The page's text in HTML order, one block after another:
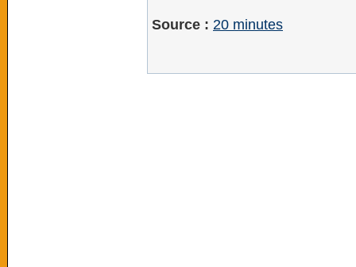
Source : 20 minutes